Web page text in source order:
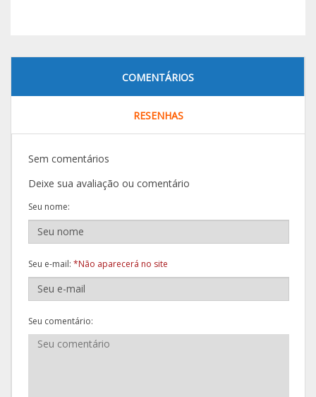
COMENTÁRIOS
RESENHAS
Sem comentários
Deixe sua avaliação ou comentário
Seu nome:
Seu e-mail: *Não aparecerá no site
Seu comentário: